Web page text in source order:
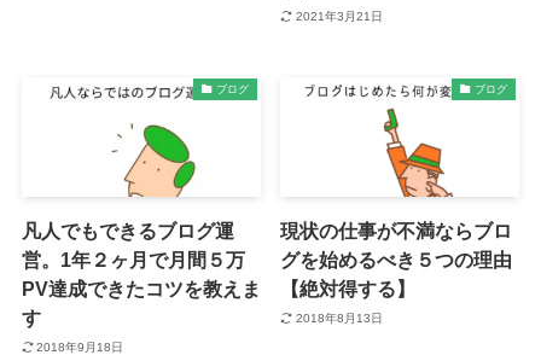
2021年3月21日
ブログ
凡人でもできるブログ運
営。1年２ヶ月で月間５万
PV達成できたコツを教えま
す
2018年9月18日
ブログ
現状の仕事が不満ならブロ
グを始めるべき５つの理由
【絶対得する】
2018年8月13日